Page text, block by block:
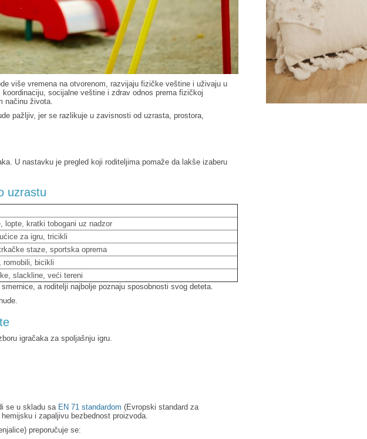
više vremena na otvorenom, razvijaju fizičke veštine i uživaju u
socijalne veštine i zdrav odnos prema fizičkoj
načinu života.
pažljiv, jer se razlikuje u zavisnosti od uzrasta, prostora,
U nastavku je pregled koji roditeljima pomaže da lakše izaberu
uzrastu
lopte, kratki tobogani uz nadzor
za igru, tricikli
staze, sportska oprema
romobili, bicikli
slackline, veći tereni
a roditelji najbolje poznaju sposobnosti svog deteta.
igračaka za spoljašnju igru.
se u skladu sa EN 71 standardom (Evropski standard za
i zapaljivu bezbednost proizvoda.
preporučuje se: